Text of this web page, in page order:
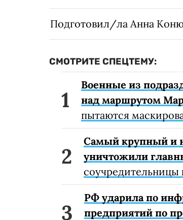
Подготовил/ла Анна
СМОТРИТЕ СПЕЦТЕМУ:
Военные из
над маршрутом
пытаются
Самый крупный и
уничтожили
РФ ударила по
предприятий по